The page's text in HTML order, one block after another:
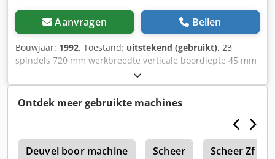
Aanvragen Bellen
Bouwjaar: 1992, Toestand: uitstekend (gebruikt), 23
spindels 720 mm werkbreedte verticale boordiepte 45 mm
horizontale boordiepte 120 mm Chodpfx Aqek Up Itjqoa
Ontdek meer gebruikte machines
Deuvel boor machine Scheer Scheer Zf 630